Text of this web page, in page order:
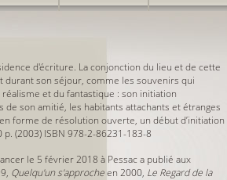
d'écriture. La conjonction du lieu et de cette
son séjour, comme les souvenirs qui
et du fantastique : son initiation
son amitié, les habitants attachants et étranges
forme de résolution ouverte, un début d’initiation
(2003) ISBN 978-2-86231-183-8
le 5 février 2018 à Pessac a publié aux
, Quelqu'un s'approcheen 2000, Le Regard de la